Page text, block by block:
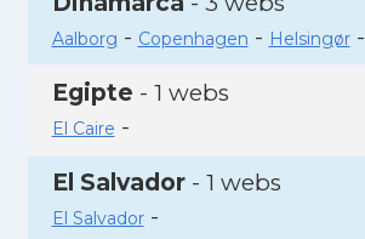
Aalborg - Copenhagen - Helsingør-
Egipte - 1 webs
El Caire -
El Salvador- 1 webs
El Salvador-